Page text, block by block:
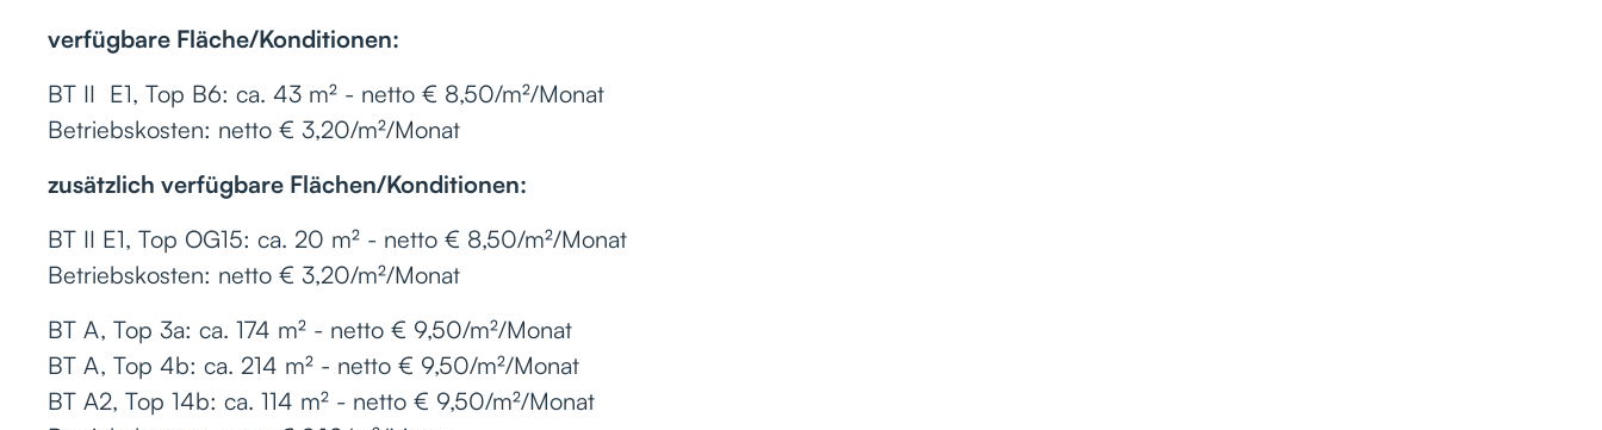
verfügbare Fläche/Konditionen:
BT II E1, Top B6: ca. 43 m² - netto € 8,50/m²/Monat
Betriebskosten: netto € 3,20/m²/Monat
zusätzlich verfügbare Flächen/Konditionen:
BT II E1, Top OG15: ca. 20 m² - netto € 8,50/m²/Monat
Betriebskosten: netto € 3,20/m²/Monat
BT A, Top 3a: ca. 174 m² - netto € 9,50/m²/Monat
BT A, Top 4b: ca. 214 m² - netto € 9,50/m²/Monat
BT A2, Top 14b: ca. 114 m² - netto € 9,50/m²/Monat